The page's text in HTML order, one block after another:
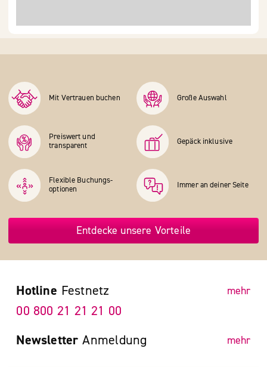
Mit Vertrauen buchen Große Auswahl
Preiswert und
transparent
Gepäck inklusive
Flexible Buchungs­
optionen
Immer an deiner Seite
Entdecke unsere Vorteile
Hotline Festnetz mehr
00 800 21 21 21 00
Newsletter Anmeldung mehr